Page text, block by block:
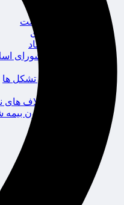
محیط زیست
گردشگری
سیاست و اقتصاد
مجلس شورای
احزاب و تشکل ها
ائتلاف
کانون